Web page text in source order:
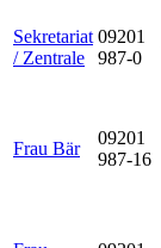
Sekretariat
/ Zentrale
09201
987-0
Frau Bär
09201
987-16